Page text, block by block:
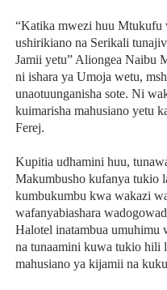
“Katika mwezi huu Mtukufu
ushirikiano na Serikali
Jamii yetu” Aliongea Naibu
ni ishara ya Umoja wetu,
unaotuunganisha sote. Ni
kuimarisha mahusiano yetu
Ferej.
Kupitia udhamini huu,
Makumbusho kufanya tukio
kumbukumbu kwa wakazi
wafanyabiashara
Halotel inatambua umuhimu
na tunaamini kuwa tukio hili
mahusiano ya kijamii na